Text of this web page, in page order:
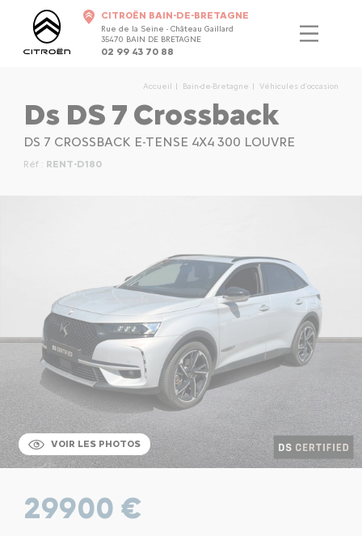
CITROËN BAIN-DE-BRETAGNE
Rue de la Seine - Château Gaillard
35470 BAIN DE BRETAGNE
02 99 43 70 88
Accueil Bain-de-Bretagne Véhicules d'occasion
Ds DS 7 Crossback
DS 7 CROSSBACK E-TENSE 4X4 300 LOUVRE
Réf : RENT-D180
VOIR LES PHOTOS
29900 €